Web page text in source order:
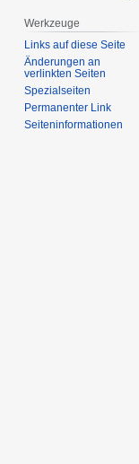
Werkzeuge
Links auf diese Seite
Änderungen an
verlinkten Seiten
Spezialseiten
Permanenter Link
Seiten­informationen